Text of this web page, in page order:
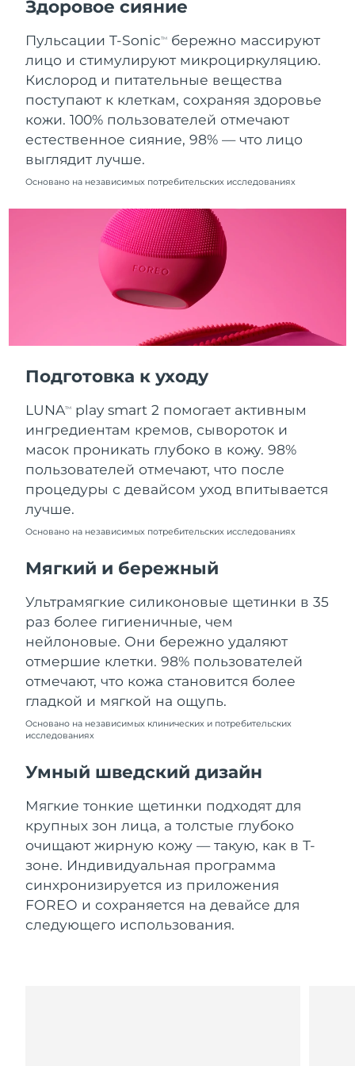
Здоровое сияние
Пульсации T-SonicTM
бережно массируют
лицо и стимулируют микроциркуляцию.
Кислород и питательные вещества
поступают к клеткам, сохраняя здоровье
кожи. 100% пользователей отмечают
естественное сияние, 98% — что лицо
выглядит лучше.
Основано на независимых потребительских исследованиях
Подготовка к уходу
LUNATM
play smart 2 помогает активным
ингредиентам кремов, сывороток и
масок проникать глубоко в кожу. 98%
пользователей отмечают, что после
процедуры с девайсом уход впитывается
лучше.
Основано на независимых потребительских исследованиях
Мягкий и бережный
Ультрамягкие силиконовые щетинки в 35
раз более гигиеничные, чем
нейлоновые. Они бережно удаляют
отмершие клетки. 98% пользователей
отмечают, что кожа становится более
гладкой и мягкой на ощупь.
Основано на независимых клинических и потребительских
исследованиях
Умный шведский дизайн
Мягкие тонкие щетинки подходят для
крупных зон лица, а толстые глубоко
очищают жирную кожу — такую, как в Т-
зоне. Индивидуальная программа
синхронизируется из приложения
FOREO и сохраняется на девайсе для
следующего использования.
Нидерланды
Ожидаемая дата доставки
8/9/26
Новая Зеландия
Ожидаемая дата доставки
8/9/26
Норвегия
Ожидаемая дата доставки
8/9/26
Оман
Ожидаемая дата доставки
Филиппины
Ожидаемая дата доставки
Ожидаемая дата доставки
Ожидаемая дата доставки
8/9/26
Пуэрто-Рико
Ожидаемая дата доставки
Катар
Ожидаемая дата доставки
Реюньон
Ожидаемая дата доставки
Румыния
Россия
Ожидаемая дата доставки
Саудовская Аравия
Ожидаемая дата доставки
Сингапур
Ожидаемая дата доставки
8/11/26
Словакия
Ожидаемая дата доставки
Южно-Африканская
Ожидаемая дата доставки
Республика Корея
Ожидаемая дата доставки
Испания
Ожидаемая дата доставки